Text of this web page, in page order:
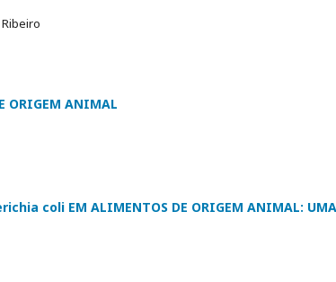
ORIGEM ANIMAL
coli EM ALIMENTOS DE ORIGEM ANIMAL: UMA